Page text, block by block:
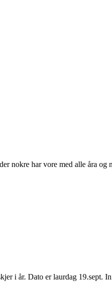
nokre har vore med alle åra
i år. Dato er laurdag 19.sept.